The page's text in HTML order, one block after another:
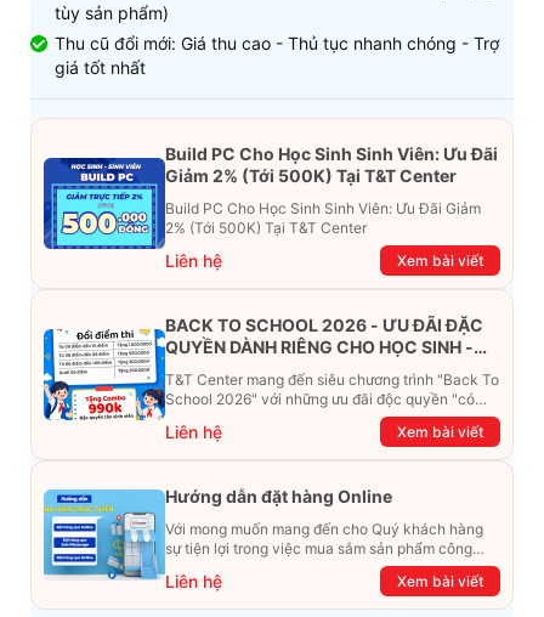
tùy sản phẩm)
Thu cũ đổi mới: Giá thu cao - Thủ tục nhanh chóng - Trợ
giá tốt nhất
Build PC Cho Học Sinh Sinh Viên: Ưu Đãi
Giảm 2% (Tới 500K) Tại T&T Center
Build PC Cho Học Sinh Sinh Viên: Ưu Đãi Giảm
2% (Tới 500K) Tại T&T Center
Liên hệ Xem bài viết
BACK TO SCHOOL 2026 - ƯU ĐÃI ĐẶC
QUYỀN DÀNH RIÊNG CHO HỌC SINH -
T&T Center mang đến siêu chương trình "Back To
School 2026" với những ưu đãi độc quyền "có
một không hai". Đừng để chiếc ví phải "ét-ô-ét",
cùng khám phá ngay ưu đãi siêu khủng dưới đây
nhé!
Liên hệ Xem bài viết
Hướng dẫn đặt hàng Online
Với mong muốn mang đến cho Quý khách hàng
sự tiện lợi trong việc mua sắm sản phẩm công
nghệ từ xa. Trong bài viết này, T&T Center sẽ
hướng dẫn chi tiết cách mua hàng trực tuyến qua
các kênh online Website, Zalo, Messenger và
Liên hệ Xem bài viết